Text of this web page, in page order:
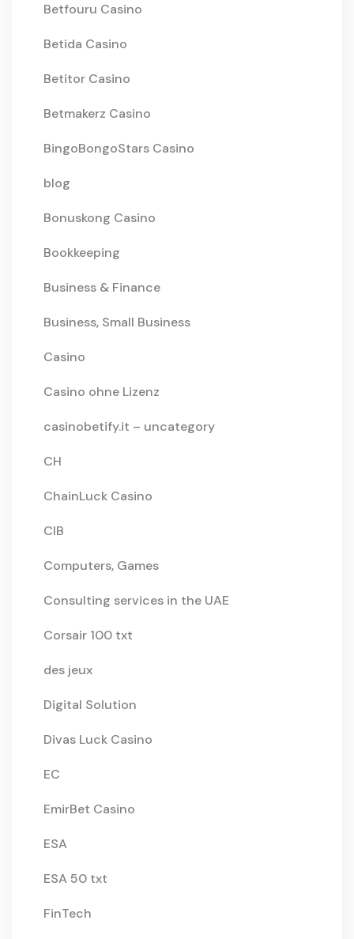
Betfouru Casino
Betida Casino
Betitor Casino
Betmakerz Casino
BingoBongoStars Casino
blog
Bonuskong Casino
Bookkeeping
Business & Finance
Business, Small Business
Casino
Casino ohne Lizenz
casinobetify.it – uncategory
CH
ChainLuck Casino
CIB
Computers, Games
Consulting services in the UAE
Corsair 100 txt
des jeux
Digital Solution
Divas Luck Casino
EC
EmirBet Casino
ESA
ESA 50 txt
FinTech